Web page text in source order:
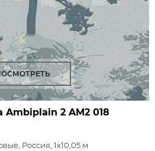
Ambiplain 2AM2 018
Россия, 1x10,05 м